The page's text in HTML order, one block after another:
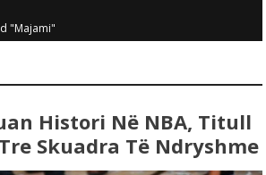
"Majami"
Histori Në NBA, Titull
Skuadra Të Ndryshme